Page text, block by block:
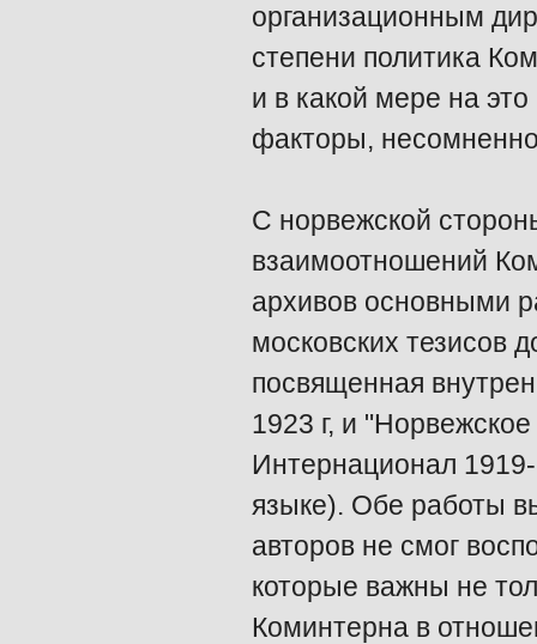
организационным
степени политика
и в какой мере на
факторы,
С норвежской
взаимоотношений
архивов основными
московских тезисов
посвященная
1923 г, и
Интернационал
языке). Обе работы
авторов не смог
которые важны не
Коминтерна в